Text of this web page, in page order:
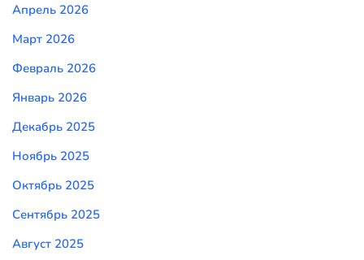
Апрель 2026
Март 2026
Февраль 2026
Январь 2026
Декабрь 2025
Ноябрь 2025
Октябрь 2025
Сентябрь 2025
Август 2025